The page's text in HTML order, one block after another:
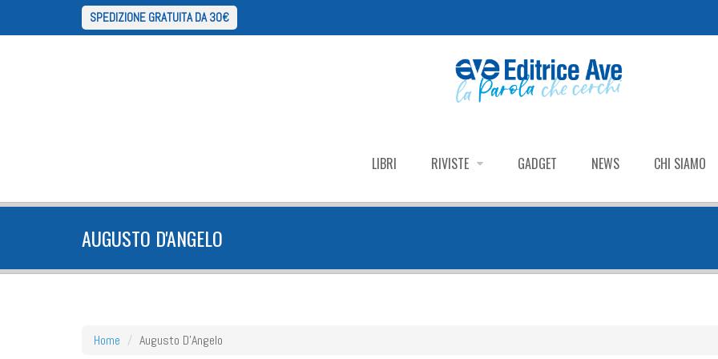
SPEDIZIONE GRATUITA DA 30€
LIBRI RIVISTE GADGET NEWS CHI SIAMO
AUGUSTO D'ANGELO
Home Augusto D'Angelo